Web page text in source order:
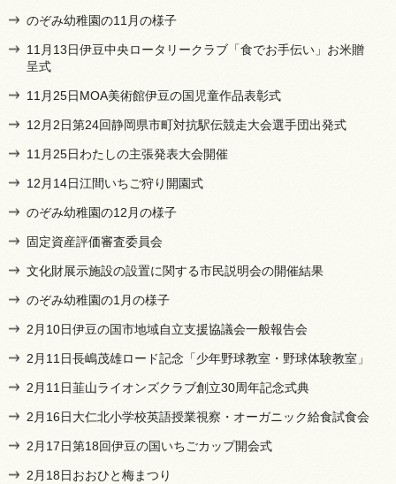
のぞみ幼稚園の11月の様子
11月13日伊豆中央ロータリークラブ「食でお手伝い」お米贈
呈式
11月25日MOA美術館伊豆の国児童作品表彰式
12月2日第24回静岡県市町対抗駅伝競走大会選手団出発式
11月25日わたしの主張発表大会開催
12月14日江間いちご狩り開園式
のぞみ幼稚園の12月の様子
固定資産評価審査委員会
文化財展示施設の設置に関する市民説明会の開催結果
のぞみ幼稚園の1月の様子
2月10日伊豆の国市地域自立支援協議会一般報告会
2月11日長嶋茂雄ロード記念「少年野球教室・野球体験教室」
2月11日韮山ライオンズクラブ創立30周年記念式典
2月16日大仁北小学校英語授業視察・オーガニック給食試食会
2月17日第18回伊豆の国いちごカップ開会式
2月18日おおひと梅まつり